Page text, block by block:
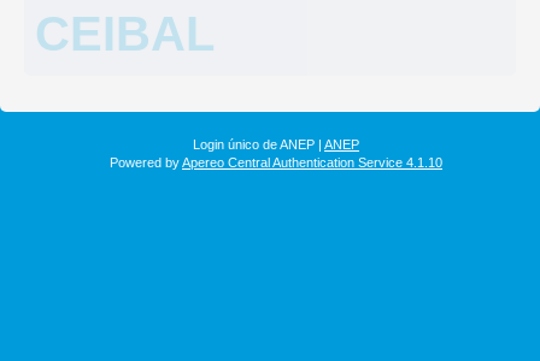
CEIBAL
Login único de ANEP | ANEP
Powered byApereo Central Authentication Service 4.1.10